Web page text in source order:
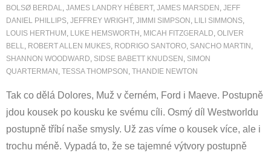
BOLSØ BERDAL, JAMES LANDRY HÉBERT, JAMES MARSDEN , JEFF
DANIEL PHILLIPS, JEFFREY WRIGHT, JIMMI SIMPSON , LILI SIMMONS,
LOUIS HERTHUM , LUKE HEMSWORTH , MICAH FITZGERALD, OLIVER
BELL, ROBERT ALLEN MUKES, RODRIGO SANTORO, SANCHO MARTIN ,
SHANNON WOODWARD, SIDSE BABETT KNUDSEN , SIMON
QUARTERMAN , TESSA THOMPSON , THANDIE NEWTON
Tak co dělá Dolores, Muž v černém, Ford i Maeve. Postupně
jdou kousek po kousku ke svému cíli. Osmý díl Westworldu
postupně tříbí naše smysly. Už zas víme o kousek více, ale i
trochu méně. Vypadá to, že se tajemné výtvory postupně